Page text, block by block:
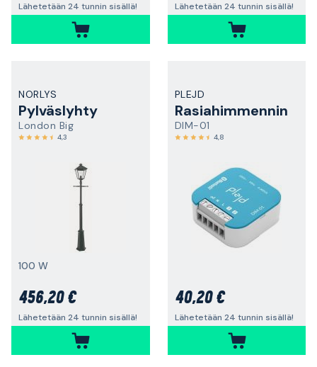
Lähetetään 24 tunnin sisällä! Lähetetään 24 tunnin sisällä!
NORLYS
Pylväslyhty
London Big
4,3
100 W
456,20 €
Lähetetään 24 tunnin sisällä!
PLEJD
Rasiahimmennin
DIM-01
4,8
40,20 €
Lähetetään 24 tunnin sisällä!